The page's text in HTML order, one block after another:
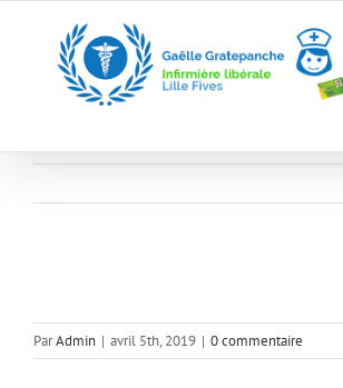
ParAdmin | avril 5th, 2019 | 0 commentaire